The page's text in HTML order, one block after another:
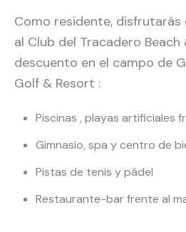
Como residente, disfrutarás
al Club del Tracadero Beach
descuento en el campo de
Golf & Resort :
Piscinas , playas artificiales
Gimnasio, spa y centro de
Pistas de tenis y pádel
Restaurante-bar frente al